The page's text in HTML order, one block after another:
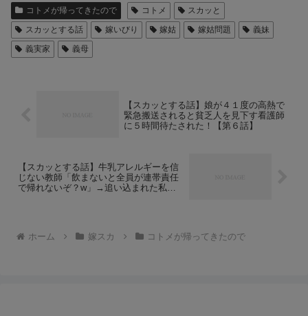
コトメが帰ってきたので コトメ
スカッと
スカッとする話
嫁いびり 嫁姑 嫁姑問題
義妹
義実家
義母
【スカッとする話】娘が４１度の高熱で
緊急搬送されると貧乏人を見下す看護師
に５時間待たされた！【第６話】
【スカッとする話】牛乳アレルギーを信
じない教師「飲まないと全員が連帯責任
で帰れないぞ？w」→追い込まれた私は
ホーム 嫁スカ コトメが帰ってきたので